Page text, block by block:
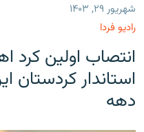
شهریور ۲۹, ۱۴۰۳
رادیو فردا
انتصاب اولین کرد
استاندار کردستان
دهه